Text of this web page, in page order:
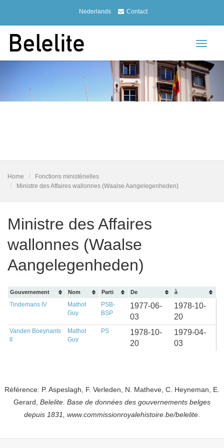
Nederlands Contact
Toggle
Home
Fonctions ministérielles
Ministre des Affaires wallonnes (Waalse Aangelegenheden)
Ministre des Affaires
wallonnes (Waalse
Aangelegenheden)
Gouvernement Nom Parti De à
Tindemans IV
Mathot
Guy
PSB-
BSP
1977-06-
03
1978-10-
20
Vanden Boeynants
Mathot
Guy
PS
1978-10-
20
1979-04-
03
Référence: P. Aspeslagh, F. Verleden, N. Matheve, C. Heyneman, E.
Gerard, Belelite. Base de données des gouvernements belges
depuis 1831, www.commissionroyalehistoire.be/belelite